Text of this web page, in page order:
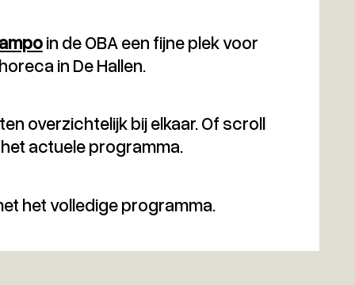
in de OBA een fijne plek voor
in De Hallen.
overzichtelijk bij elkaar. Of scroll
actuele programma.
het volledige programma.